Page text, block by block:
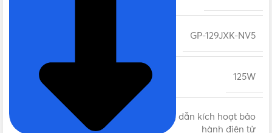
GP-129JXK-NV5
CÔNG SUẤT 125W
12 tháng, Hướng dẫn kích hoạt bảo
hành điện tử